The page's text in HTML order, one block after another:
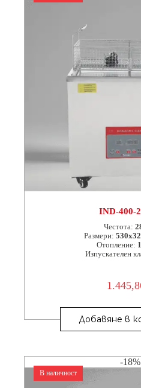
IND-400-
Честота:
Размери:
Отопление:
Изпускателен
Добавяне в
-18%
В наличност